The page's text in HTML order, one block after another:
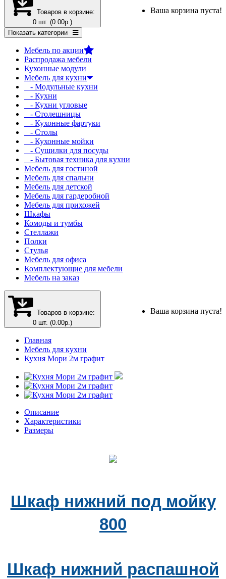
Товаров в корзине:
0 шт. (0.00р.)
Ваша корзина пуста!
Показать категории
Мебель по акции
Распродажа мебели
Кухонные модули
Мебель для кухни
- Модульные кухни
- Кухни
- Кухни угловые
- Столешницы
- Кухонные фартуки
- Столы
- Кухонные мойки
- Сушилки для посуды
- Бытовая техника для кухни
Мебель для гостиной
Мебель для спальни
Мебель для детской
Мебель для гардеробной
Мебель для прихожей
Шкафы
Комоды и тумбы
Стеллажи
Полки
Стулья
Мебель для офиса
Комплектующие для мебели
Мебель на заказ
Товаров в корзине:
0 шт. (0.00р.)
Ваша корзина пуста!
Главная
Мебель для кухни
Кухня Мори 2м графит
Описание
Характеристики
Размеры
Шкаф нижний под мойку
800
Шкаф нижний распашной